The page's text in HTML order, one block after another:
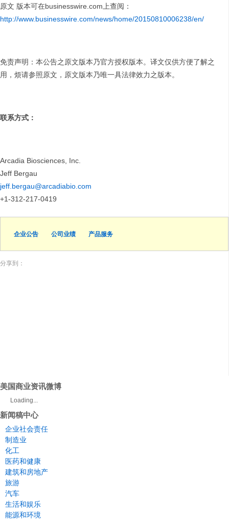
原文 版本可在businesswire.com上查阅：
http://www.businesswire.com/news/home/20150810006238/en/
免责声明：本公告之原文版本乃官方授权版本。译文仅供方便了解之
用，烦请参照原文，原文版本乃唯一具法律效力之版本。
联系方式：
Arcadia Biosciences, Inc.
Jeff Bergau
jeff.bergau@arcadiabio.com
+1-312-217-0419
企业公告 公司业绩 产品服务
分享到：
美国商业资讯微博
Loading...
新闻稿中心
企业社会责任
制造业
化工
医药和健康
建筑和房地产
旅游
汽车
生活和娱乐
能源和环境